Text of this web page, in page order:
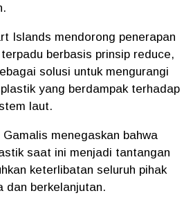
Islands mendorong penerapan
berbasis prinsip reduce,
solusi untuk mengurangi
yang berdampak terhadap
laut.
menegaskan bahwa
saat ini menjadi tantangan
keterlibatan seluruh pihak
dan berkelanjutan.